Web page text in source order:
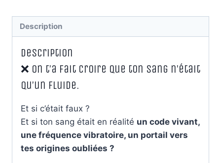
Description
Description
❌ On t’a fait croire que ton sang n’était
qu’un fluide.
Et si c’était faux ?
Et si ton sang était en réalité un code vivant,
une fréquence vibratoire, un portail vers
tes origines oubliées ?